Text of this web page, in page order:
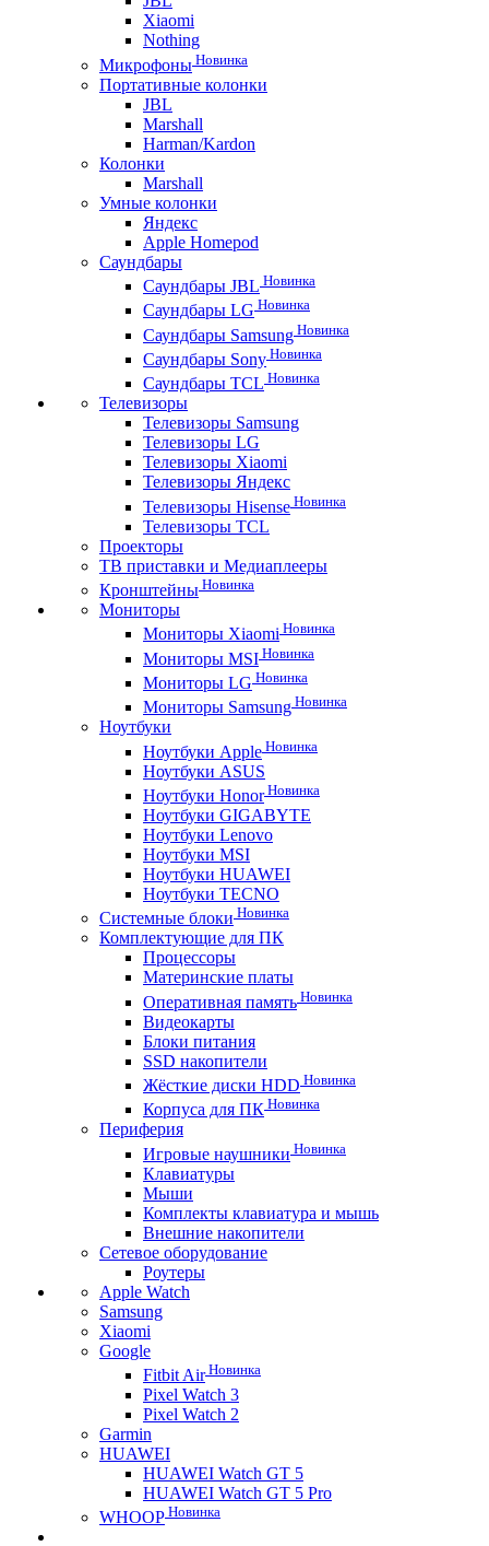
Xiaomi
Nothing
Микрофоны Новинка
Портативные колонки
JBL
Marshall
Harman/Kardon
Колонки
Marshall
Умные колонки
Яндекс
Apple Homepod
Саундбары
Саундбары JBL Новинка
Саундбары LG Новинка
Саундбары Samsung Новинка
Саундбары Sony Новинка
Саундбары TCL Новинка
Телевизоры
Телевизоры Samsung
Телевизоры LG
Телевизоры Xiaomi
Телевизоры Яндекс
Телевизоры Hisense Новинка
Телевизоры TCL
Проекторы
ТВ приставки и Медиаплееры
Кронштейны Новинка
Мониторы
Мониторы Xiaomi Новинка
Мониторы MSI Новинка
Мониторы LG Новинка
Мониторы Samsung Новинка
Ноутбуки
Ноутбуки Apple Новинка
Ноутбуки ASUS
Ноутбуки HonorНовинка
Ноутбуки GIGABYTE
Ноутбуки Lenovo
Ноутбуки MSI
Ноутбуки HUAWEI
Ноутбуки TECNO
Системные блоки Новинка
Комплектующие для ПК
Процессоры
Материнские платы
Оперативная память Новинка
Видеокарты
Блоки питания
SSD накопители
Жёсткие диски HDD Новинка
Корпуса для ПК Новинка
Периферия
Игровые наушники Новинка
Клавиатуры
Мыши
Комплекты клавиатура и мышь
Внешние накопители
Сетевое оборудование
Роутеры
Apple Watch
Samsung
Xiaomi
Google
Fitbit AirНовинка
Pixel Watch 3
Pixel Watch 2
Garmin
HUAWEI
HUAWEI Watch GT 5
HUAWEI Watch GT 5 Pro
WHOOP Новинка